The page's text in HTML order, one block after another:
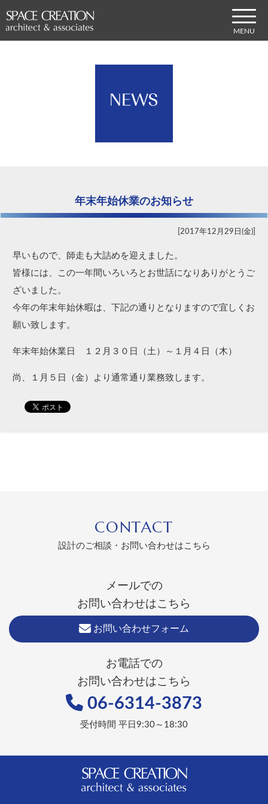
年末年始休業のお知らせ
2017年12月29日(金)
早いもので、師走も大詰めを迎えました。
皆様には、この一年間いろいろとお世話になりありがとうご
ざいました。
今年の年末年始休暇は、下記の通りとなりますので宜しくお
願い致します。
年末年始休業日 １２月３０日（土）～１月４日（木）
尚、１月５日（金）より通常通り業務致します。
CONTACT
設計のご相談・お問い合わせはこちら
メールでの
お問い合わせはこちら
お問い合わせフォーム
お電話での
お問い合わせはこちら
06-6314-3873
受付時間 平日9:30～18:30